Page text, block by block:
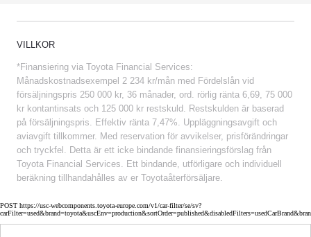
VILLKOR
*Finansiering via Toyota Financial Services:
Månadskostnadsexempel 2 234 kr/mån med Fördelslån vid
försäljningspris 250 000 kr, 36 månader, ord. rörlig ränta 6,69, 75 000
kr kontantinsats och 125 000 kr restskuld. Restskulden är baserad
på försäljningspris. Effektiv ränta 7,47%. Uppläggningsavgift och
aviavgift tillkommer. Med reservation för avvikelser, prisförändringar
och tryckfel. Detta är ett icke bindande finansieringsförslag från
Toyota Financial Services. Ett bindande, utförligare och individuell
beräkning tillhandahålles av er Toyotaåterförsäljare.
POST https://usc-webcomponents.toyota-europe.com/v1/car-filter/se/sv?